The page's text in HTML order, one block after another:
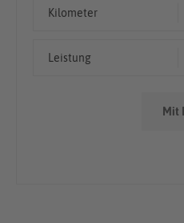
Kilometer
50.000km - 100.000km
Leistung
Mit